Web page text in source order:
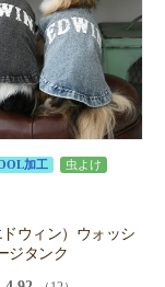
加工
虫よけ
ウィン）ウォッシ
ジタンク